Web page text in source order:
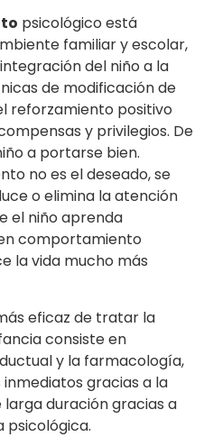
psicológico está
familiar y escolar,
del niño a la
de modificación de
reforzamiento positivo
y privilegios. De
a portarse bien.
no es el deseado, se
o elimina la atención
el niño aprenda
comportamiento
la vida mucho más
eficaz de tratar la
consiste en
y la farmacología,
gracias a la
duración gracias a
psicológica.